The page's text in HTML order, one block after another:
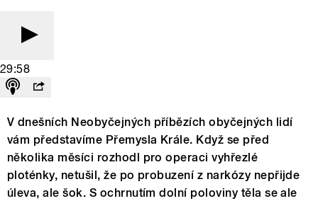
29:58
V dnešních Neobyčejných příbězích obyčejných lidí
vám představíme Přemysla Krále. Když se před
několika měsíci rozhodl pro operaci vyhřezlé
ploténky, netušil, že po probuzení z narkózy nepřijde
úleva, ale šok. S ochrnutím dolní poloviny těla se ale